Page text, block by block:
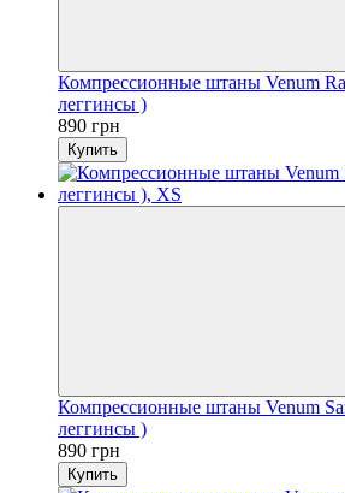
Компрессионные штаны Venum
леггинсы )
890 грн
Купить
Компрессионные штаны Venum
леггинсы )
890 грн
Купить